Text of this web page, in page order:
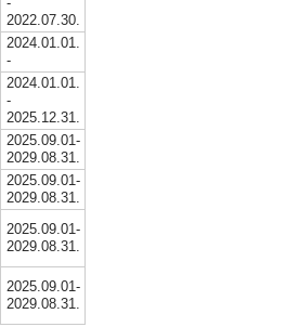
2022.07.30.
2024.01.01.
-
2024.01.01.
-
2025.12.31.
2025.09.01-
2029.08.31.
2025.09.01-
2029.08.31.
2025.09.01-
2029.08.31.
2025.09.01-
2029.08.31.